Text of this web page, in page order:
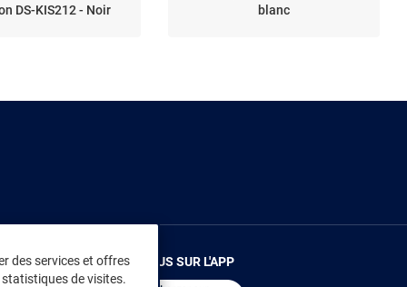
DS-KIS212 - Noir
blanc
des services et offres
de visites.
RENDEZ-VOUS SUR L'APP